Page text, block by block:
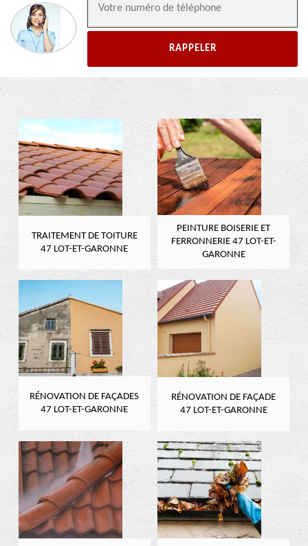
TRAITEMENT DE TOITURE
47 LOT-ET-GARONNE
PEINTURE BOISERIE ET
FERRONNERIE 47 LOT-ET-
GARONNE
RÉNOVATION DE FAÇADES
47 LOT-ET-GARONNE
RÉNOVATION DE FAÇADE
47 LOT-ET-GARONNE